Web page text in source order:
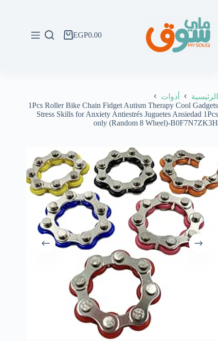
المحتوى
عربةEGP0.00
الرئيسية
أدوات
1Pcs Roller Bike Chain Fidget Autism Therapy Cool Gadgets
Stress Skills for Anxiety Antiestrés Juguetes Ansiedad 1Pcs
only (Random 8 Wheel)-B0F7N7ZK3H